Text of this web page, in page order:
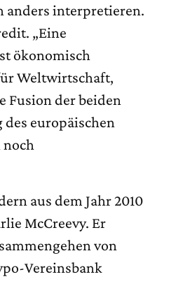
anders interpretieren.
„Eine
ökonomisch
Weltwirtschaft,
Fusion der beiden
europäischen
aus dem Jahr 2010
McCreevy. Er
von
Vereinsbank